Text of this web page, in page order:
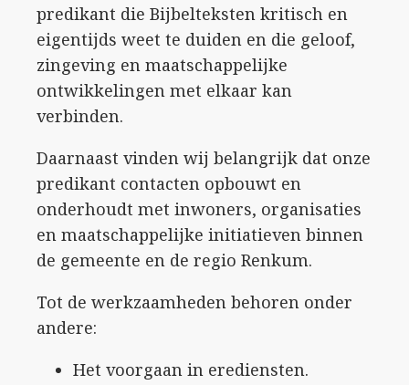
predikant die Bijbelteksten kritisch en
eigentijds weet te duiden en die geloof,
zingeving en maatschappelijke
ontwikkelingen met elkaar kan
verbinden.
Daarnaast vinden wij belangrijk dat onze
predikant contacten opbouwt en
onderhoudt met inwoners, organisaties
en maatschappelijke initiatieven binnen
de gemeente en de regio Renkum.
Tot de werkzaamheden behoren onder
andere:
Het voorgaan in erediensten.